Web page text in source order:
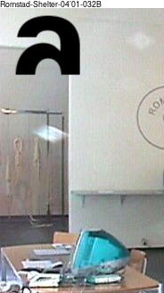
Romstad-Shelter-04’01-032B